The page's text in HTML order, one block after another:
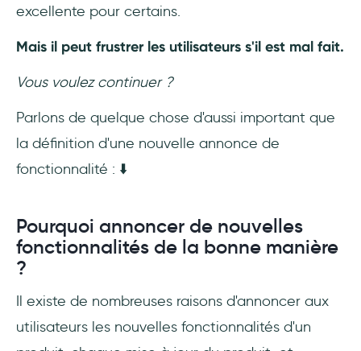
excellente pour certains.
Mais il peut frustrer les utilisateurs s'il est mal fait.
Vous voulez continuer ?
Parlons de quelque chose d'aussi important que
la définition d'une nouvelle annonce de
fonctionnalité : ⬇️
Pourquoi annoncer de nouvelles
fonctionnalités de la bonne manière
?
Il existe de nombreuses raisons d'annoncer aux
utilisateurs les nouvelles fonctionnalités d'un